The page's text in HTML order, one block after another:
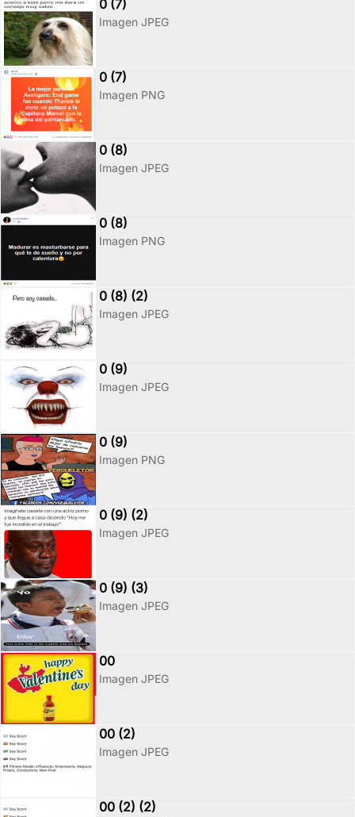
0 (7)
Imagen JPEG
0 (7)
Imagen PNG
0 (8)
Imagen JPEG
0 (8)
Imagen PNG
0 (8) (2)
Imagen JPEG
0 (9)
Imagen JPEG
0 (9)
Imagen PNG
0 (9) (2)
Imagen JPEG
0 (9) (3)
Imagen JPEG
00
Imagen JPEG
00 (2)
Imagen JPEG
00 (2) (2)